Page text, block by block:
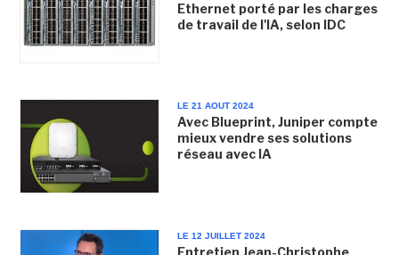
Ethernet porté par les charges
de travail de l'IA, selon IDC
LE 21 AOUT 2024
Avec Blueprint, Juniper compte
mieux vendre ses solutions
réseau avec IA
LE 12 JUILLET 2024
Entretien Jean-Christophe